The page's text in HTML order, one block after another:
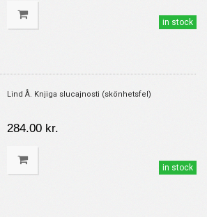
in stock
Lind Å. Knjiga slucajnosti (skönhetsfel)
284.00 kr.
in stock